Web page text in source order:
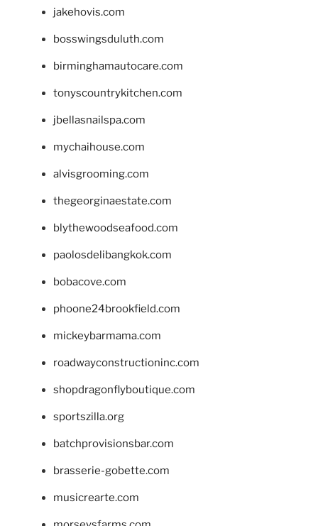
jakehovis.com
bosswingsduluth.com
birminghamautocare.com
tonyscountrykitchen.com
jbellasnailspa.com
mychaihouse.com
alvisgrooming.com
thegeorginaestate.com
blythewoodseafood.com
paolosdelibangkok.com
bobacove.com
phoone24brookfield.com
mickeybarmama.com
roadwayconstructioninc.com
shopdragonflyboutique.com
sportszilla.org
batchprovisionsbar.com
brasserie-gobette.com
musicrearte.com